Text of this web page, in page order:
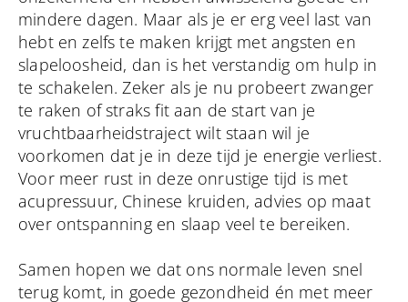
mindere dagen. Maar als je er erg veel last van
hebt en zelfs te maken krijgt met angsten en
slapeloosheid, dan is het verstandig om hulp in
te schakelen. Zeker als je nu probeert zwanger
te raken of straks fit aan de start van je
vruchtbaarheidstraject wilt staan wil je
voorkomen dat je in deze tijd je energie verliest.
Voor meer rust in deze onrustige tijd is met
acupressuur, Chinese kruiden, advies op maat
over ontspanning en slaap veel te bereiken.
Samen hopen we dat ons normale leven snel
terug komt, in goede gezondheid én met meer